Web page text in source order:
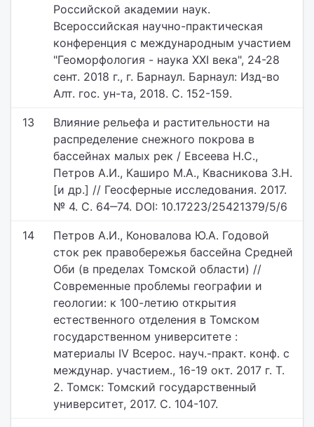
Российской академии наук.
Всероссийская научно-практическая
конференция с международным участием
"Геоморфология - наука XXI века", 24-28
сент. 2018 г., г. Барнаул. Барнаул: Изд-во
Алт. гос. ун-та, 2018. С. 152-159.
13
Влияние рельефа и растительности на
распределение снежного покрова в
бассейнах малых рек / Евсеева Н.С.,
Петров А.И., Каширо М.А., Квасникова З.Н.
[и др.] // Геосферные исследования. 2017.
№ 4. С. 64‒74. DOI: 10.17223/25421379/5/6
14
Петров А.И., Коновалова Ю.А. Годовой
сток рек правобережья бассейна Средней
Оби (в пределах Томской области) //
Современные проблемы географии и
геологии: к 100-летию открытия
естественного отделения в Томском
государственном университете :
материалы IV Всерос. науч.-практ. конф. с
междунар. участием., 16-19 окт. 2017 г. Т.
2. Томск: Томский государственный
университет, 2017. С. 104-107.